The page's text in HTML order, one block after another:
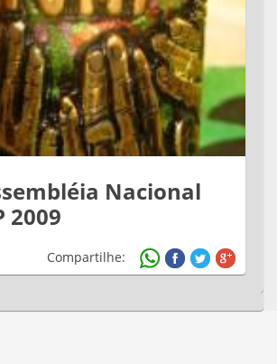
Nacional
2009
Compartilhe: